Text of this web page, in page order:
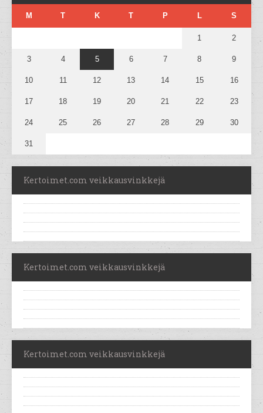
M T K T P L S
1 2
3 4 5 6 7 8 9
10 11 12 13 14 15 16
17 18 19 20 21 22 23
24 25 26 27 28 29 30
31
Kertoimet.com veikkausvinkkejä
Kertoimet.com veikkausvinkkejä
Kertoimet.com veikkausvinkkejä